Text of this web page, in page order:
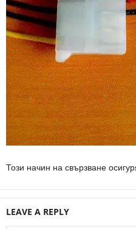
Този начин на свързване
LEAVE A REPLY